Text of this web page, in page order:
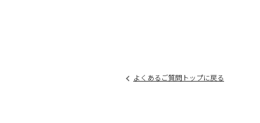
よくあるご質問トップに戻る